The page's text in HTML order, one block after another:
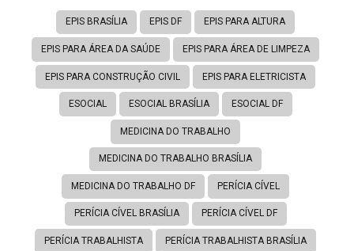
EPIS BRASÍLIA EPIS DF EPIS PARA ALTURA
EPIS PARA ÁREA DA SAÚDE EPIS PARA ÁREA DE LIMPEZA
EPIS PARA CONSTRUÇÃO CIVIL EPIS PARA ELETRICISTA
ESOCIAL ESOCIAL BRASÍLIA ESOCIAL DF
MEDICINA DO TRABALHO
MEDICINA DO TRABALHO BRASÍLIA
MEDICINA DO TRABALHO DF PERÍCIA CÍVEL
PERÍCIA CÍVEL BRASÍLIA PERÍCIA CÍVEL DF
PERÍCIA TRABALHISTA PERÍCIA TRABALHISTA BRASÍLIA